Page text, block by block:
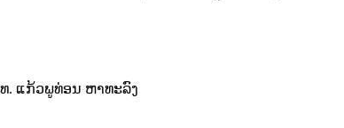
. ແກ້ວພູທ່ອນ ຫາທະລົງ